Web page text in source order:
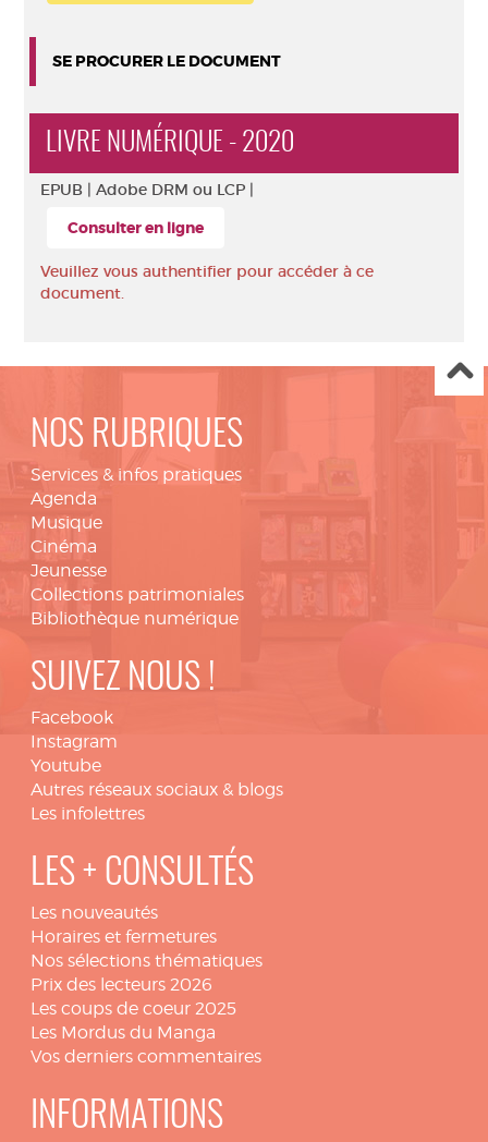
SE PROCURER LE DOCUMENT
LIVRE NUMÉRIQUE - 2020
EPUB | Adobe DRM ou LCP |
Consulter en ligne
Veuillez vous authentifier pour accéder à ce
document.
NOS RUBRIQUES
Services & infos pratiques
Agenda
Musique
Cinéma
Jeunesse
Collections patrimoniales
Bibliothèque numérique
SUIVEZ NOUS !
Facebook
Instagram
Youtube
Autres réseaux sociaux & blogs
Les infolettres
LES + CONSULTÉS
Les nouveautés
Horaires et fermetures
Nos sélections thématiques
Prix des lecteurs 2026
Les coups de coeur 2025
Les Mordus du Manga
Vos derniers commentaires
INFORMATIONS